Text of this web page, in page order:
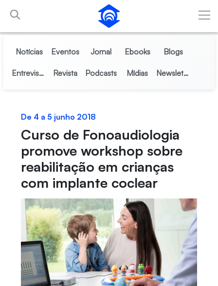
Pular para o Conteúdo principal
Notícias Eventos Jornal Ebooks Blogs
Entrevistas Revista Podcasts Mídias Newsletter
De 4 a 5 junho 2018
Curso de Fonoaudiologia
promove workshop sobre
reabilitação em crianças
com implante coclear